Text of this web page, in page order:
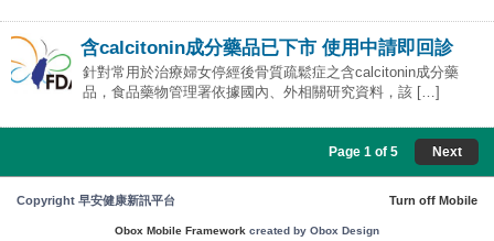
含calcitonin成分藥品已下市 使用中請即回診
針對常用於治療婦女停經後骨質疏鬆症之含calcitonin成分藥
品，食品藥物管理署依據國內、外相關研究資料，該 […]
Next
Page 1 of 5
Copyright 早安健康新訊平台 Turn off Mobile
Obox Mobile Framework created by Obox Design